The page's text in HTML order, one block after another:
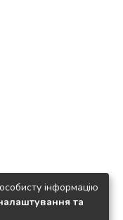
інформацію
та